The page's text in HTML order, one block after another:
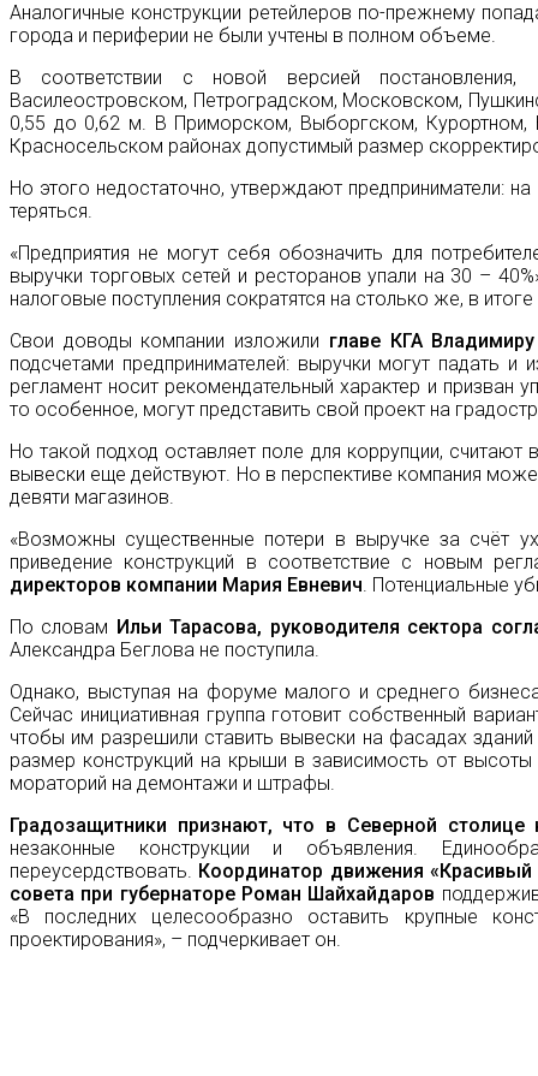
Аналогичные конструкции ретейлеров по-прежнему
города и периферии не были учтены в полном объеме.
В соответствии с новой версией
Василеостровском, Петроградском, Московском,
0,55 до 0,62 м. В Приморском, Выборгском, Курортном,
Красносельском районах допустимый размер
Но этого недостаточно, утверждают предприниматели:
теряться.
«Предприятия не могут себя обозначить для
выручки торговых сетей и ресторанов упали на 30 –
налоговые поступления сократятся на столько же, в
Свои доводы компании изложили главе КГА
подсчетами предпринимателей: выручки могут падать и
регламент носит рекомендательный характер и призван
то особенное, могут представить свой проект на
Но такой подход оставляет поле для коррупции,
вывески еще действуют. Но в перспективе компания
девяти магазинов.
«Возможны существенные потери в выручке за счёт
приведение конструкций в соответствие с новым
директоров компании Мария Евневич. Потенциальные
По словам Ильи Тарасова, руководителя сектора
Александра Беглова не поступила.
Однако, выступая на форуме малого и среднего
Сейчас инициативная группа готовит собственный
чтобы им разрешили ставить вывески на фасадах
размер конструкций на крыши в зависимость от
мораторий на демонтажи и штрафы.
Градозащитники признают, что в Северной
незаконные конструкции и объявления.
переусердствовать. Координатор движения
совета при губернаторе Роман Шайхайдаров
«В последних целесообразно оставить крупные
проектирования», – подчеркивает он.